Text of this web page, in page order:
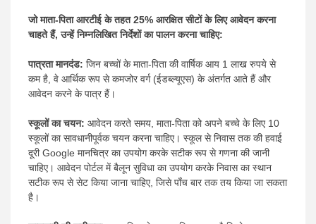
जो माता-पिता आरटीई के तहत 25% आरक्षित सीटों के लिए आवेदन करना
चाहते हैं, उन्हें निम्नलिखित निर्देशों का पालन करना चाहिए:
पात्रता मानदंड: जिन बच्चों के माता-पिता की वार्षिक आय 1 लाख रुपये से
कम है, वे आर्थिक रूप से कमजोर वर्ग (ईडब्ल्यूएस) के अंतर्गत आते हैं और
आवेदन करने के पात्र हैं।
स्कूलों का चयन: आवेदन करते समय, माता-पिता को अपने बच्चे के लिए 10
स्कूलों का सावधानीपूर्वक चयन करना चाहिए। स्कूल से निवास तक की हवाई
दूरी Google मानचित्र का उपयोग करके सटीक रूप से गणना की जानी
चाहिए। आवेदन पोर्टल में बैलून सुविधा का उपयोग करके निवास का स्थान
सटीक रूप से सेट किया जाना चाहिए, जिसे पाँच बार तक तय किया जा सकता
है।